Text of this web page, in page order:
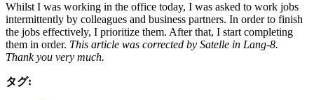
Whilst I was working in the office today, I was asked to work jobs
intermittently by colleagues and business partners. In order to finish
the jobs effectively, I prioritize them. After that, I start completing
them in order. This article was corrected by Satelle in Lang-8.
Thank you very much.
タグ: